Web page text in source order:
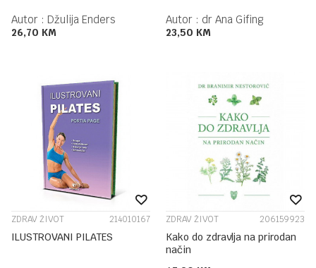
Autor : Džulija Enders
26,70 KM
Autor : dr Ana Gifing
23,50 KM
ZDRAV ŽIVOT 214010167
ILUSTROVANI PILATES
ZDRAV ŽIVOT 206159923
Kako do zdravlja na prirodan
način